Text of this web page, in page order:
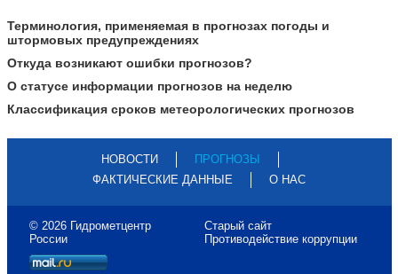
Терминология, применяемая в прогнозах погоды и
штормовых предупреждениях
Откуда возникают ошибки прогнозов?
О статусе информации прогнозов на неделю
Классификация сроков метеорологических прогнозов
НОВОСТИ
ПРОГНОЗЫ
ФАКТИЧЕСКИЕ ДАННЫЕ
О НАС
© 2026 Гидрометцентр
России
Старый сайт
Противодействие коррупции